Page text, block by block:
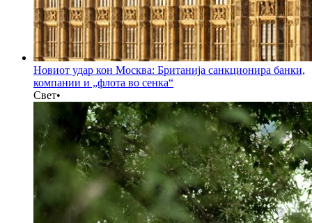
Новиот удар кон Москва: Британија санкционира банки,
компании и „флота во сенка“
Свет•